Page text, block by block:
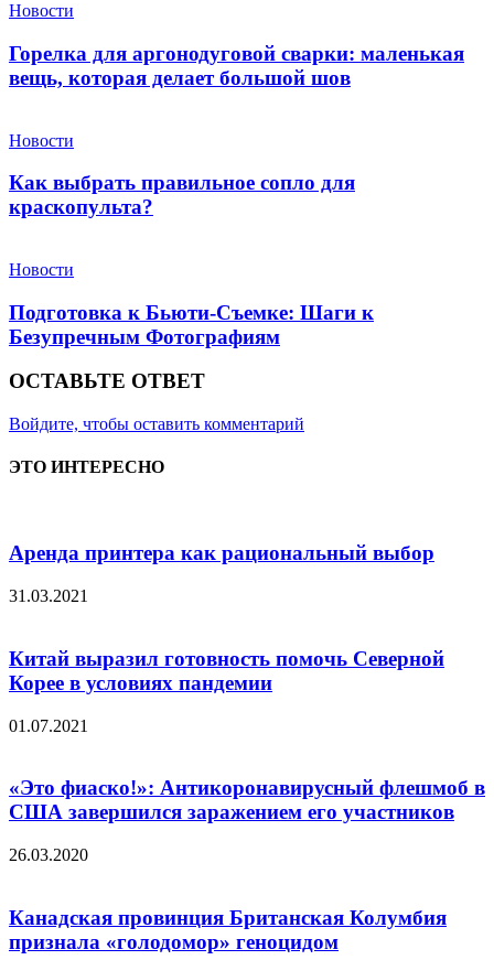
Новости
Горелка для аргонодуговой сварки: маленькая
вещь, которая делает большой шов
Новости
Как выбрать правильное сопло для
краскопульта?
Новости
Подготовка к Бьюти-Съемке: Шаги к
Безупречным Фотографиям
ОСТАВЬТЕ ОТВЕТ
Войдите, чтобы оставить комментарий
ЭТО ИНТЕРЕСНО
Аренда принтера как рациональный выбор
31.03.2021
Китай выразил готовность помочь Северной
Корее в условиях пандемии
01.07.2021
«Это фиаско!»: Антикоронавирусный флешмоб в
США завершился заражением его участников
26.03.2020
Канадская провинция Британская Колумбия
признала «голодомор» геноцидом